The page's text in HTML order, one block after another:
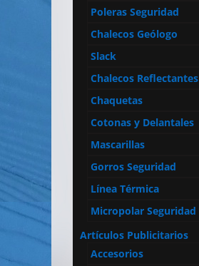
Poleras Seguridad
Chalecos Geólogo
Slack
Chalecos Reflectantes
Chaquetas
Cotonas y Delantales
Mascarillas
Gorros Seguridad
Línea Térmica
Micropolar Seguridad
Artículos Publicitarios
Accesorios